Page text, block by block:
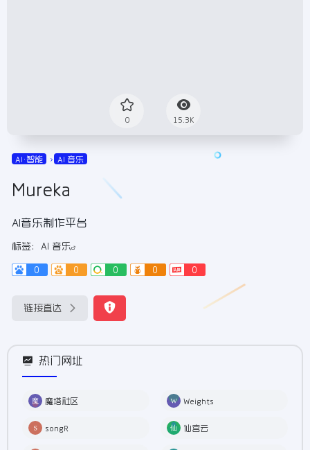
0 15.3K
AI•智能 AI 音乐
Mureka
AI音乐制作平台
标签： AI 音乐
0 0 0 0 0
链接直达
热门网址
魔塔社区 Weights
songR 仙宫云